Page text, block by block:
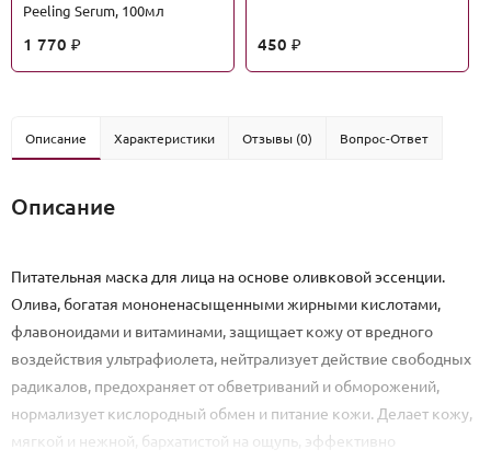
Peeling Serum, 100мл
1 770 ₽ 450 ₽
Описание Характеристики Отзывы (0) Вопрос-Ответ
Описание
Питательная маска для лица на основе оливковой эссенции.
Олива, богатая мононенасыщенными жирными кислотами,
флавоноидами и витаминами, защищает кожу от вредного
воздействия ультрафиолета, нейтрализует действие свободных
радикалов, предохраняет от обветриваний и обморожений,
нормализует кислородный обмен и питание кожи. Делает кожу,
мягкой и нежной, бархатистой на ощупь, эффективно